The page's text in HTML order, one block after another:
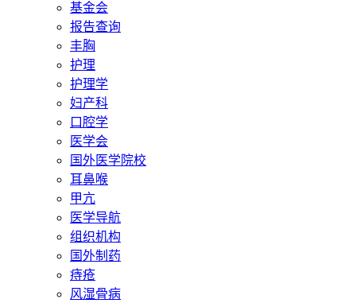
基金会
报告查询
丰胸
护理
护理学
妇产科
口腔学
医学会
国外医学院校
耳鼻喉
甲亢
医学导航
组织机构
国外制药
痔疮
风湿骨病